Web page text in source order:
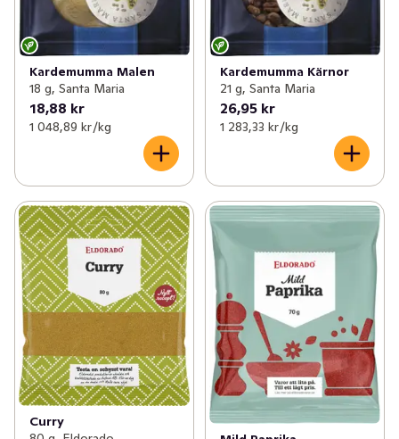
Kardemumma Malen
18 g, Santa Maria
18,88 kr
1 048,89 kr /kg
Kardemumma Kärnor
21 g, Santa Maria
26,95 kr
1 283,33 kr /kg
Curry